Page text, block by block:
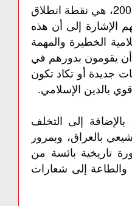
وإذا اعتبرنا أن قيادة العراق من قبل الإسلام السياسي الشيعي بعد عام 2003، هي نقطة انطلاق
الإشارة إلى أن هذه
الخطيرة والمهمة
يقومون بدورهم في
جديدة أو تكاد تكون
بالدين الإسلامي.
إلى التخلف
بالعراق، وبمرور
تاريخية بائسة من
والطاعة إلى شعارات